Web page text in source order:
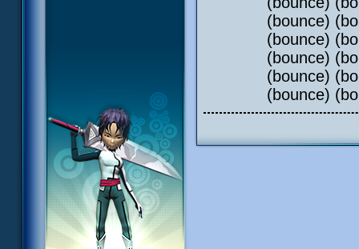
(bounce)
(bounce)
(bounce)
(bounce)
(bounce)